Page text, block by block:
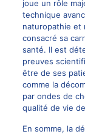
joue un rôle
technique
naturopathie et
consacré sa
santé. Il est
preuves
être de ses
comme la
par ondes de
qualité de vie
En somme, la